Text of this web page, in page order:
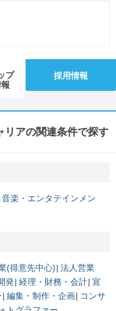
プ
採用情報
リアの関連条件で探す
楽・エンタテインメン
(得意先中心) 法人営業
発 経理・財務・会計 宣
編集・制作・企画
コンサ